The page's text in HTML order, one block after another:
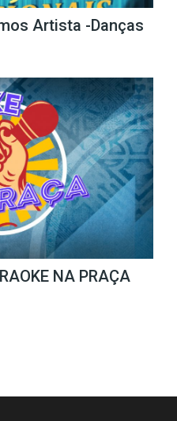
Artista -Danças
NA PRAÇA